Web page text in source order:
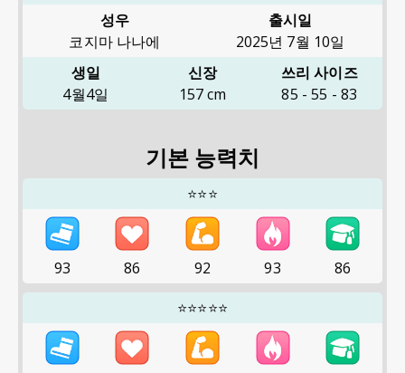
성우
코지마 나나에
출시일
2025년 7월 10일
생일
4월4일
신장
157cm
쓰리 사이즈
85 -55 - 83
기본 능력치
⭐⭐⭐
93 86 92 93
86
⭐⭐⭐⭐⭐